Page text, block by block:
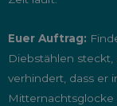
Euer Auftrag:
Diebstählen
verhindert, dass er